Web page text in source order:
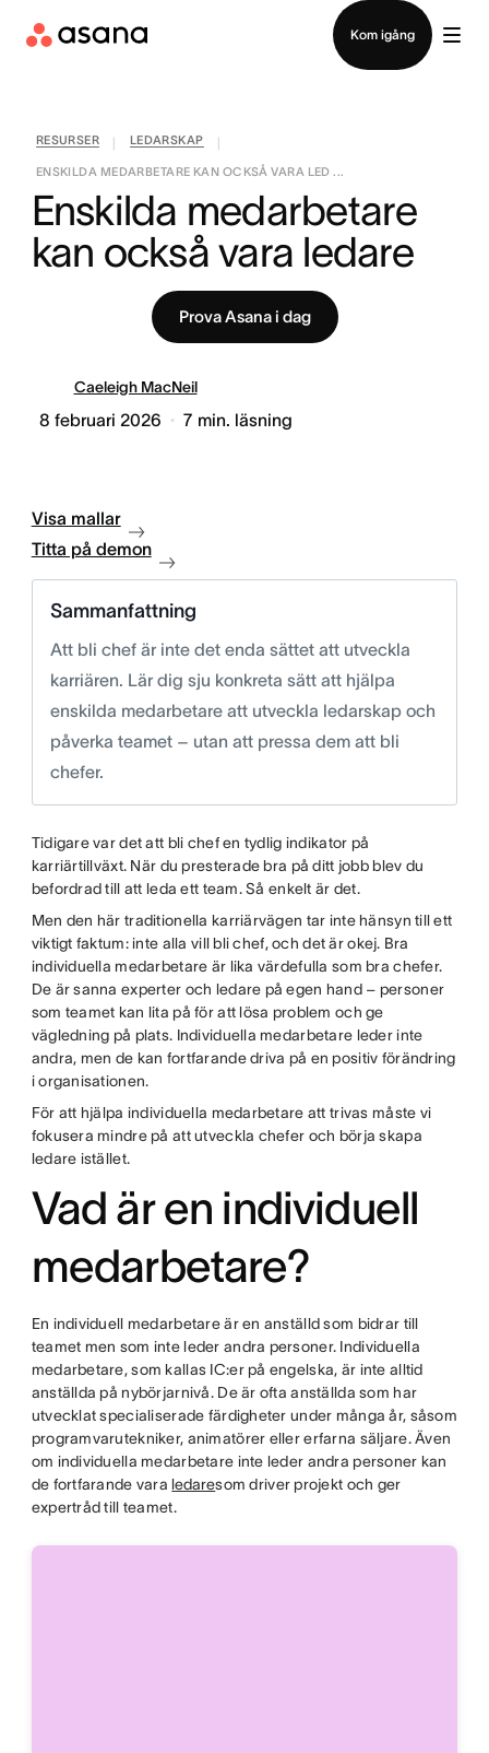
Kom igång
RESURSER LEDARSKAP
ENSKILDA MEDARBETARE KAN OCKSÅ VARA LED ...
Enskilda medarbetare
kan också vara ledare
Prova Asana i dag
Caeleigh MacNeil
8 februari 2026 7 min. läsning
Visa mallar
Titta på demon
Sammanfattning
Att bli chef är inte det enda sättet att utveckla
karriären. Lär dig sju konkreta sätt att hjälpa
enskilda medarbetare att utveckla ledarskap och
påverka teamet – utan att pressa dem att bli
chefer.
Tidigare var det att bli chef en tydlig indikator på
karriärtillväxt. När du presterade bra på ditt jobb blev du
befordrad till att leda ett team. Så enkelt är det.
Men den här traditionella karriärvägen tar inte hänsyn till ett
viktigt faktum: inte alla vill bli chef, och det är okej. Bra
individuella medarbetare är lika värdefulla som bra chefer.
De är sanna experter och ledare på egen hand – personer
som teamet kan lita på för att lösa problem och ge
vägledning på plats. Individuella medarbetare leder inte
andra, men de kan fortfarande driva på en positiv förändring
i organisationen.
För att hjälpa individuella medarbetare att trivas måste vi
fokusera mindre på att utveckla chefer och börja skapa
ledare istället.
Vad är en individuell
medarbetare?
En individuell medarbetare är en anställd som bidrar till
teamet men som inte leder andra personer. Individuella
medarbetare, som kallas IC:er på engelska, är inte alltid
anställda på nybörjarnivå. De är ofta anställda som har
utvecklat specialiserade färdigheter under många år, såsom
programvarutekniker, animatörer eller erfarna säljare. Även
om individuella medarbetare inte leder andra personer kan
de fortfarande vara ledaresom driver projekt och ger
expertråd till teamet.